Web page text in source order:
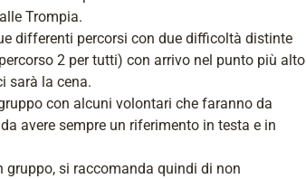
Trompia.
differenti percorsi con due difficoltà distinte
2 per tutti) con arrivo nel punto più alto
sarà la cena.
con alcuni volontari che faranno da
avere sempre un riferimento in testa e in
gruppo, si raccomanda quindi di non